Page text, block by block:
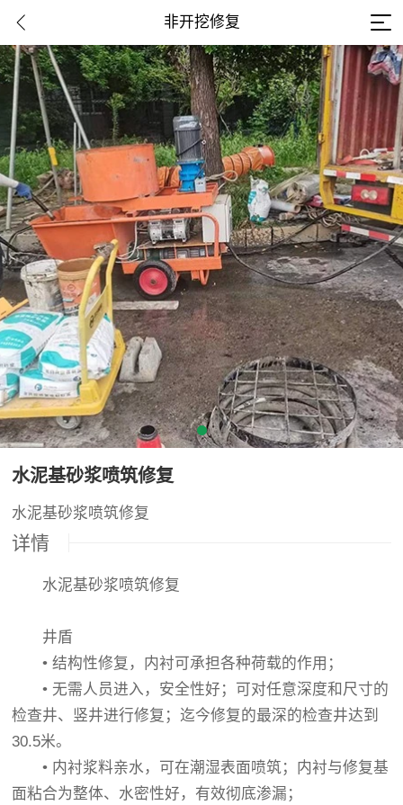
非开挖修复
水泥基砂浆喷筑修复
水泥基砂浆喷筑修复
详情
水泥基砂浆喷筑修复
井盾
• 结构性修复，内衬可承担各种荷载的作用；
• 无需人员进入，安全性好；可对任意深度和尺寸的
检查井、竖井进行修复；迄今修复的最深的检查井达到
30.5米。
• 内衬浆料亲水，可在潮湿表面喷筑；内衬与修复基
面粘合为整体、水密性好，有效彻底渗漏；